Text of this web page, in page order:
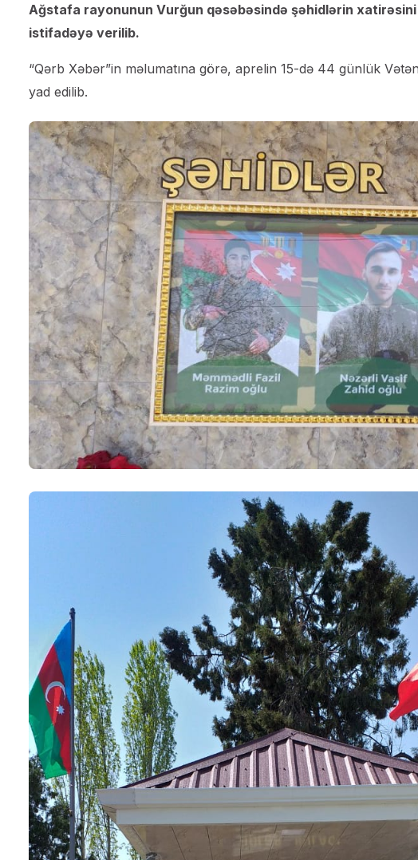
Ağstafa rayonunun Vurğun qəsəbəsində şəhidlərin xatirəsini
istifadəyə verilib.
“Qərb Xəbər”in məlumatına görə, aprelin 15-də 44 günlük
yad edilib.